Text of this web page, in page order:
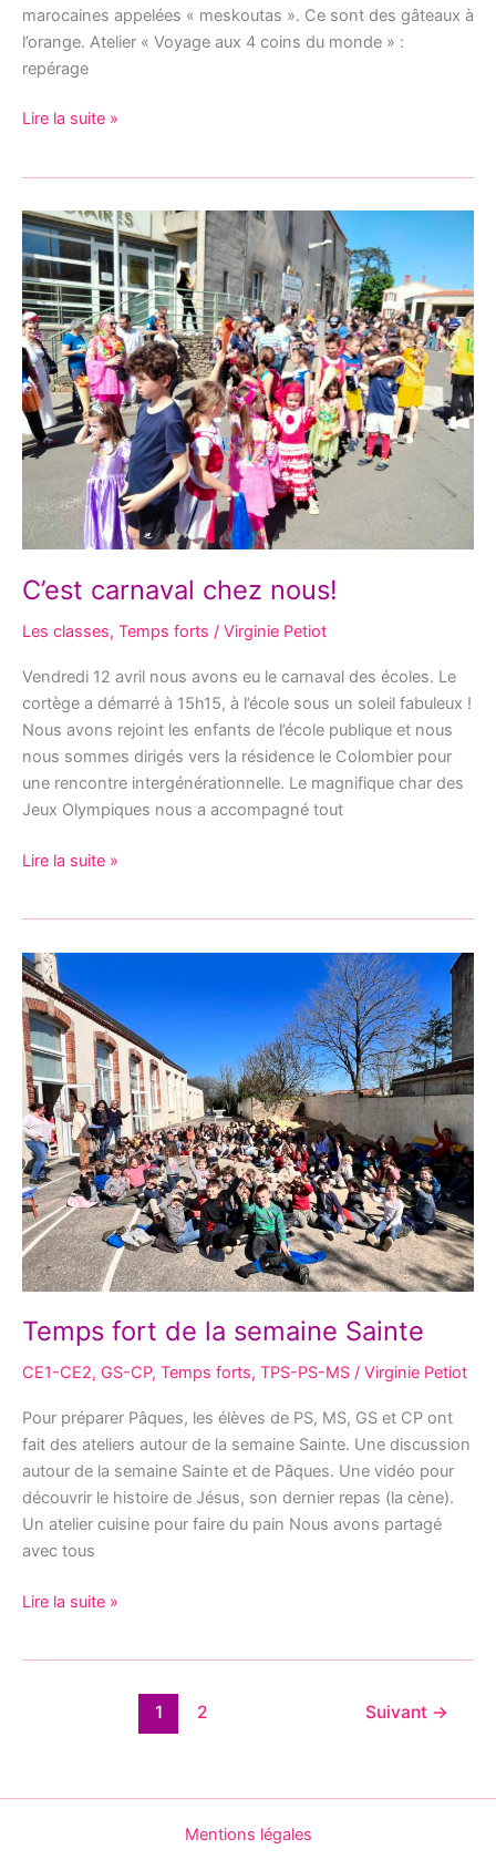
marocaines appelées « meskoutas ». Ce sont des gâteaux à
l’orange. Atelier « Voyage aux 4 coins du monde » :
repérage
Lire la suite »
C’est carnaval chez nous!
Les classes, Temps forts / Virginie Petiot
Vendredi 12 avril nous avons eu le carnaval des écoles. Le
cortège a démarré à 15h15, à l’école sous un soleil fabuleux !
Nous avons rejoint les enfants de l’école publique et nous
nous sommes dirigés vers la résidence le Colombier pour
une rencontre intergénérationnelle. Le magnifique char des
Jeux Olympiques nous a accompagné tout
C’est
carnaval
chez
nous!
Lire la suite »
Temps fort de la semaine Sainte
CE1-CE2, GS-CP, Temps forts, TPS-PS-MS / Virginie Petiot
Pour préparer Pâques, les élèves de PS, MS, GS et CP ont
fait des ateliers autour de la semaine Sainte. Une discussion
autour de la semaine Sainte et de Pâques. Une vidéo pour
découvrir le histoire de Jésus, son dernier repas (la cène).
Un atelier cuisine pour faire du pain Nous avons partagé
avec tous
Temps
fort
de
la
semaine
Sainte
Lire la suite »
1 2 Suivant →
Mentions légales